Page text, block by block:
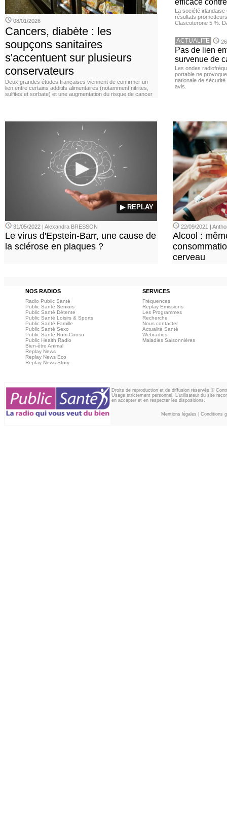
08/01/2026
Cancers, diabète : les
soupçons sanitaires
s'accentuent sur plusieurs
conservateurs
Deux grandes études françaises viennent de confirmer un
lien entre certains additifs alimentaires (notamment nitrites,
sulfites et sorbate) et une augmentation du risque de cancer
efficace
La société
résultats
Clascoterone 5 %.
ACTUALITE
Pas de lien
survenue de
Les ondes
portable ne
nationale de
avis.
▶ REPLAY
31/05/2022 | Alexandra BRESSON
Le virus d'Epstein-Barr, une cause de
la sclérose en plaques ?
22/09/2021 |
Alcool :
cerveau
NOS RADIOS SERVICES
Radio Public Santé
Public Santé Seniors
Public Santé Détente
Public Santé Loisirs & Sports
Public Santé Famille
Public Santé Sexo
Public Santé Nutri-Conso
Public Health Radio
Bien-être Animal
Replay News
Replay News Eco
Replay News Story
Fréquences
Replay Emissions
Les Programmes
Recherche
Nous contacter
Actualité Santé
Webradios
Maladies Saisonnières
Droits de reproduction et de diffusion réservés ©
Usage strictement personnel. L'utilisateur du site
en accepter et en respecter les dispositions.
Mentions légales Conditions